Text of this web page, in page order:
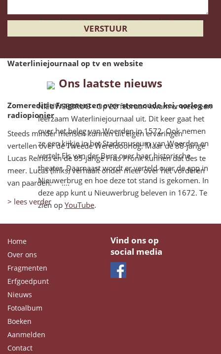
dramatische stormen en monumentale zeeslagen.
Het Scheepvaartmuseum.
Waterliniejournaal op tv en website
NIEUWERBRUG - Op 22 februari kwam er weer een
leerzaam Waterliniejournaal uit. Dit keer gaat het
over het beleg van Woerden in 1572. Ook nemen
ze een kijkje in het Stadsmuseum van Woerden en
vertelt Els van der Burg over haar historische
theater. Daarnaast wordt er verteld over de app in
Nieuwerbrug en hoe deze tot stand is gekomen. In
deze app kunt u Nieuwerbrug beleven in 1672. Te
zien op YouTube.
Rampjaarmagazine geeft achtergrondinformatie
WOERDEN - Op 15 februari verscheen het nieuwe
publicaties die gaan verschijnen en interessante
Ons laatste nieuws
Zomereditie Fragmenten over steenoude kei, oorlog en
radiopionier
Steeds minder mensen kunnen uit eigen ervaringen
vertellen over de Tweede Wereldoorlog. Maar de 88-jarige
Lucas Reinds en de 85-jarige Frits Pronk kunnen dat des te
meer. Lucas (links) verhaalt onder meer over het vorderen
van paarden. ....
> lees verder
Home
Over ons
Fragmenten
Erfgoedpunt
Nieuws
Fotoalbum
Boeken
Aanmelden
Contact
Vind ons op
social media